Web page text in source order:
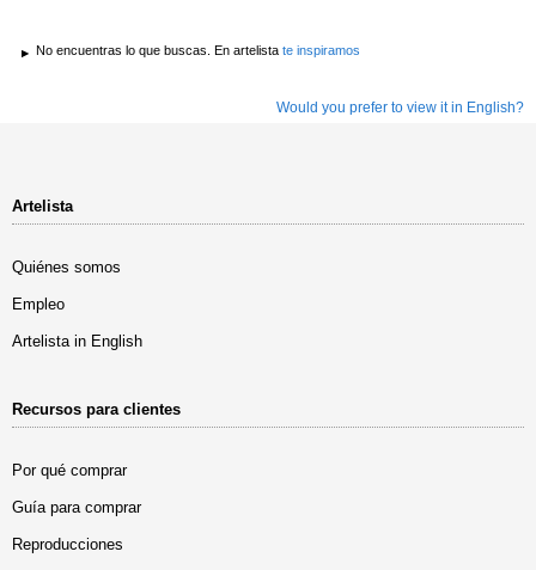
No encuentras lo que buscas. En artelista te inspiramos
Would you prefer to view it in English?
Artelista
Quiénes somos
Empleo
Artelista in English
Recursos para clientes
Por qué comprar
Guía para comprar
Reproducciones